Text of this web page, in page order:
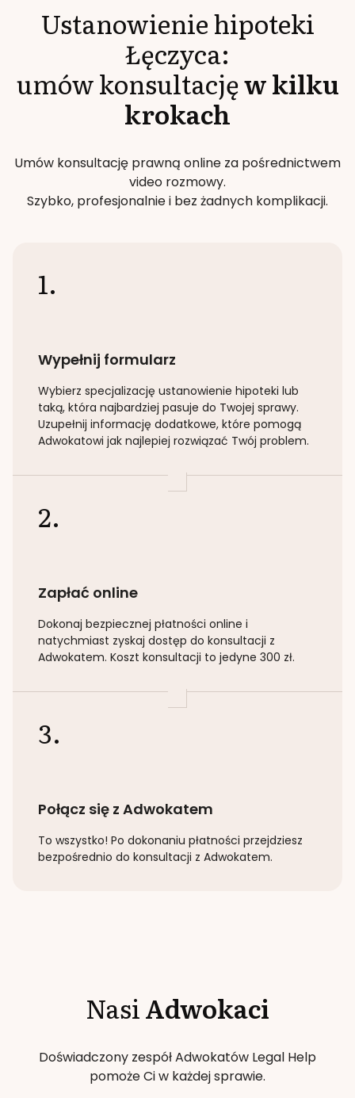
Ustanowienie hipoteki
Łęczyca:
umów konsultacjęw kilku
krokach
Umów konsultację prawną online za pośrednictwem
video rozmowy.
Szybko, profesjonalnie i bez żadnych komplikacji.
1.
Wypełnij formularz
Wybierz specjalizację ustanowienie hipoteki lub
taką, która najbardziej pasuje do Twojej sprawy.
Uzupełnij informację dodatkowe, które pomogą
Adwokatowi jak najlepiej rozwiązać Twój problem.
2.
Zapłać online
Dokonaj bezpiecznej płatności online i
natychmiast zyskaj dostęp do konsultacji z
Adwokatem. Koszt konsultacji to jedyne 300 zł.
3.
Połącz się z Adwokatem
To wszystko! Po dokonaniu płatności przejdziesz
bezpośrednio do konsultacji z Adwokatem.
NasiAdwokaci
Doświadczony zespół Adwokatów Legal Help
pomoże Ci w każdej sprawie.